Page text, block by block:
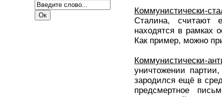
Коммунистически-
Сталина, считают
находятся в рамках
Как пример, можно
Коммунистически-
уничтожении
зародился ещё в
предсмертное